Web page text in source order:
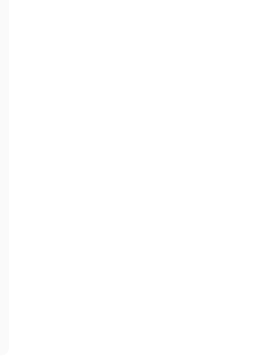
von Profilen zur Auswahl personalisierter Werbung
der Werbeleistung
der Performance von Inhalten
von Zielgruppen durch Statistiken oder Kombinationen von
und Verbesserung der Angebote